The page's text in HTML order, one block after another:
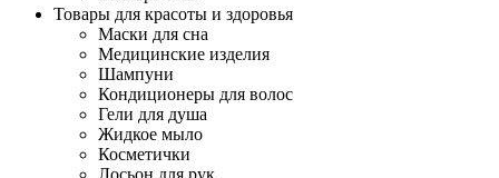
Товары для красоты и здоровья
Маски для сна
Медицинские изделия
Шампуни
Кондиционеры для волос
Гели для душа
Жидкое мыло
Косметички
Лосьон для рук